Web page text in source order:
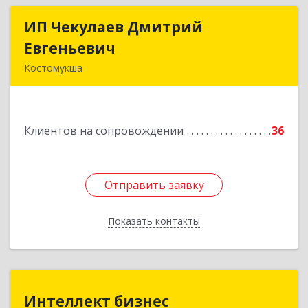
ИП Чекулаев Дмитрий
Евгеньевич
Костомукша
Клиентов на сопровождении 36
Отправить заявку
Показать контакты
ИП Чекулаев Дмитрий
Отправить заявку
Назад
Интеллект бизнес